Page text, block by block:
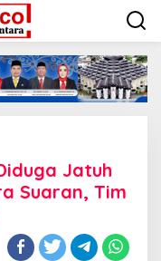
Jatuh
Suaran, Tim